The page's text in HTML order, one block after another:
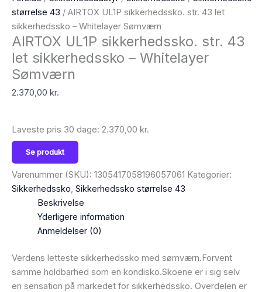
størrelse 43 / AIRTOX UL1P sikkerhedssko. str. 43 let
sikkerhedssko – Whitelayer Sømværn
AIRTOX UL1P sikkerhedssko. str. 43
let sikkerhedssko – Whitelayer
Sømværn
2.370,00 kr.
Laveste pris 30 dage: 2.370,00 kr.
Se produkt
Varenummer (SKU): 1305417058196057061 Kategorier:
Sikkerhedssko, Sikkerhedssko størrelse 43
Beskrivelse
Yderligere information
Anmeldelser (0)
Verdens letteste sikkerhedssko med sømværn.Forvent
samme holdbarhed som en kondisko.Skoene er i sig selv
en sensation på markedet for sikkerhedssko. Overdelen er